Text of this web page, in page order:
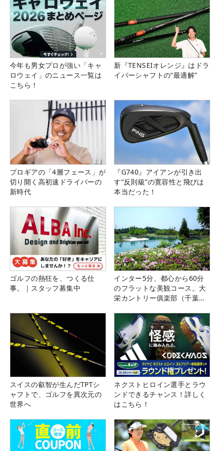
今年も男女プロが強い「キャ
ロウェイ」のニュース一覧は
こちら！
新『TENSEIオレンジ』はドラ
イバーシャフトの“最適解”
プロギアの「4層フェース」が
切り開く高初速ドライバーの
新時代
『G740』アイアンが引き出
す“反則級”の寛容性と飛びは
本当だった！
ゴルフの熱狂を、つくる仕
事。｜スタッフ募集中
インター5分、都心から60分
のフラットな美観コース。大
栄カントリー俱楽部（千葉
スイスの叡智が生んだTPTシ
ャフトで、ゴルフを異次元の
世界へ
ネクストヒロイン選手とラウ
ンドできるチャンス！詳しく
はこちら！